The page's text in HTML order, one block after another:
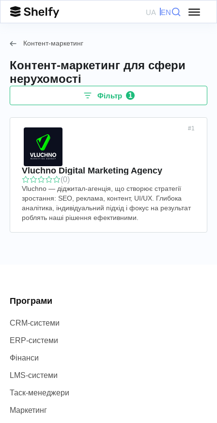
UA EN
Контент-маркетинг
Контент-маркетинг для сфери
нерухомості
Фільтр 1
Vluchno Digital Marketing Agency
(0)
Vluchno — діджитал-агенція, що створює стратегії
зростання: SEO, реклама, контент, UI/UX. Глибока
аналітика, індивідуальний підхід і фокус на результат
роблять наші рішення ефективними.
#1
Програми
CRM-системи
ERP-системи
Фінанси
LMS-системи
Таск-менеджери
Маркетинг